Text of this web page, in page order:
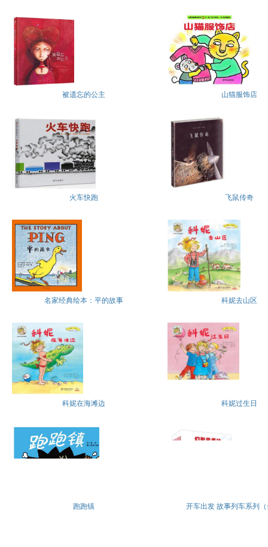
被遗忘的公主 山猫服饰店
火车快跑 飞鼠传奇
名家经典绘本：平的故事 科妮去山区
科妮在海滩边 科妮过生日
跑跑镇 开车出发 故事列车系列